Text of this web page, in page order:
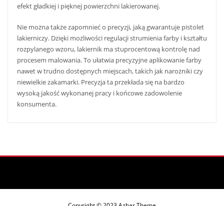
efekt gładkiej i pięknej powierzchni lakierowanej.
Nie można także zapomnieć o precyzji, jaką gwarantuje pistolet
lakierniczy. Dzięki możliwości regulacji strumienia farby i kształtu
rozpylanego wzoru, lakiernik ma stuprocentową kontrolę nad
procesem malowania. To ułatwia precyzyjne aplikowanie farby
nawet w trudno dostępnych miejscach, takich jak narożniki czy
niewielkie zakamarki. Precyzja ta przekłada się na bardzo
wysoką jakość wykonanej pracy i końcowe zadowolenie
konsumenta.